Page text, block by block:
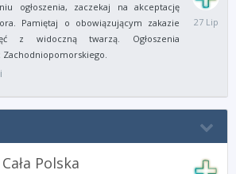
ogłoszenia, zaczekaj na akceptację
Pamiętaj o obowiązującym zakazie
z widoczną twarzą. Ogłoszenia
Zachodniopomorskiego.
27
Lipca
Polska